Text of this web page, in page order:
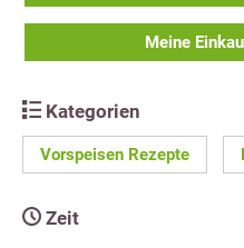
Meine
Kategorien
Vorspeisen Rezepte
Zeit